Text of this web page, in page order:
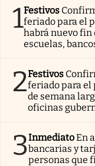
1Festivos
feriado para el
habrá nuevo fin
escuelas,
2Festivos
feriado para el
de semana
oficinas
3InmediatoEn
bancarias y
personas que